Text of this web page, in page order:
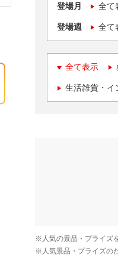
登場月 全て
登場週 全て
全て表示
生活雑貨・イ